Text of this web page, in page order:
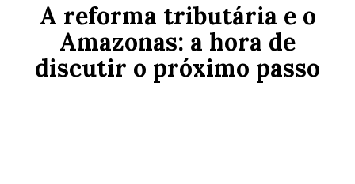
A reforma tributária e o
Amazonas: a hora de
discutir o próximo passo